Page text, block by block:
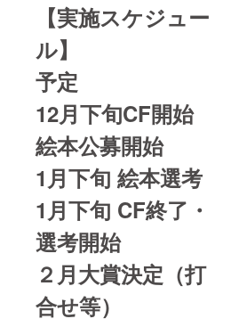
【実施スケジュー
ル】
予定
12月下旬CF開始
絵本公募開始
1月下旬 絵本選考
1月下旬 CF終了・
選考開始
２月大賞決定（打
合せ等）